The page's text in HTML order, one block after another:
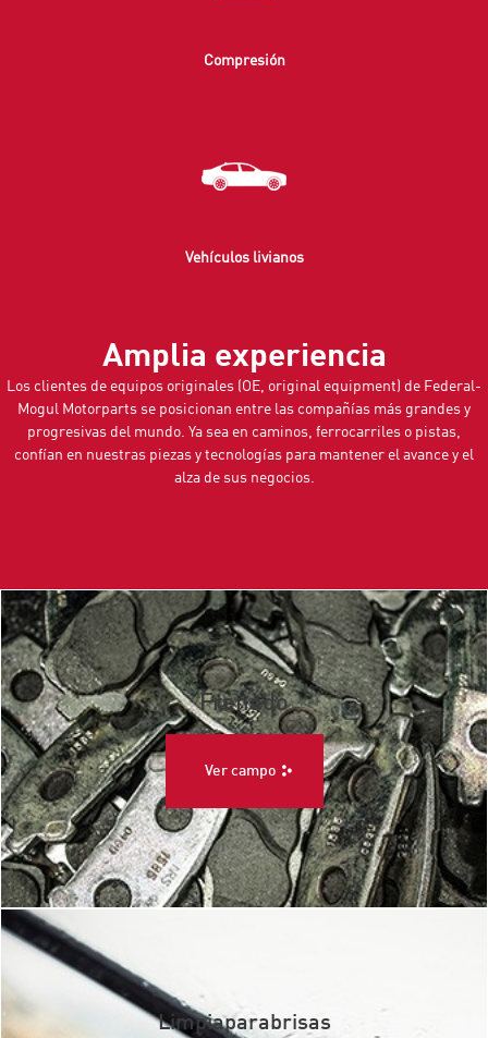
Compresión
Vehículos livianos
Amplia experiencia
Los clientes de equipos originales (OE, original equipment) de Federal-
Mogul Motorparts se posicionan entre las compañías más grandes y
progresivas del mundo. Ya sea en caminos, ferrocarriles o pistas,
confían en nuestras piezas y tecnologías para mantener el avance y el
alza de sus negocios.
Frenado
Ver campo
Limpiaparabrisas